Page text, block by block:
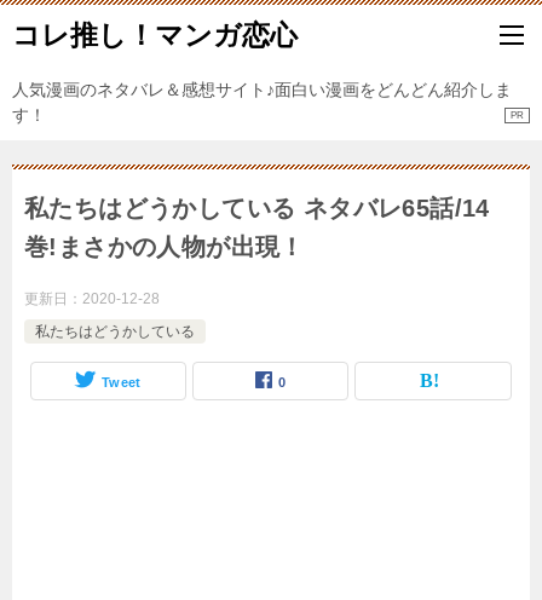
コレ推し！マンガ恋心
人気漫画のネタバレ＆感想サイト♪面白い漫画をどんどん紹介しま
す！
私たちはどうかしている ネタバレ65話/14
巻!まさかの人物が出現！
更新日： 2020-12-28
私たちはどうかしている
Tweet 0